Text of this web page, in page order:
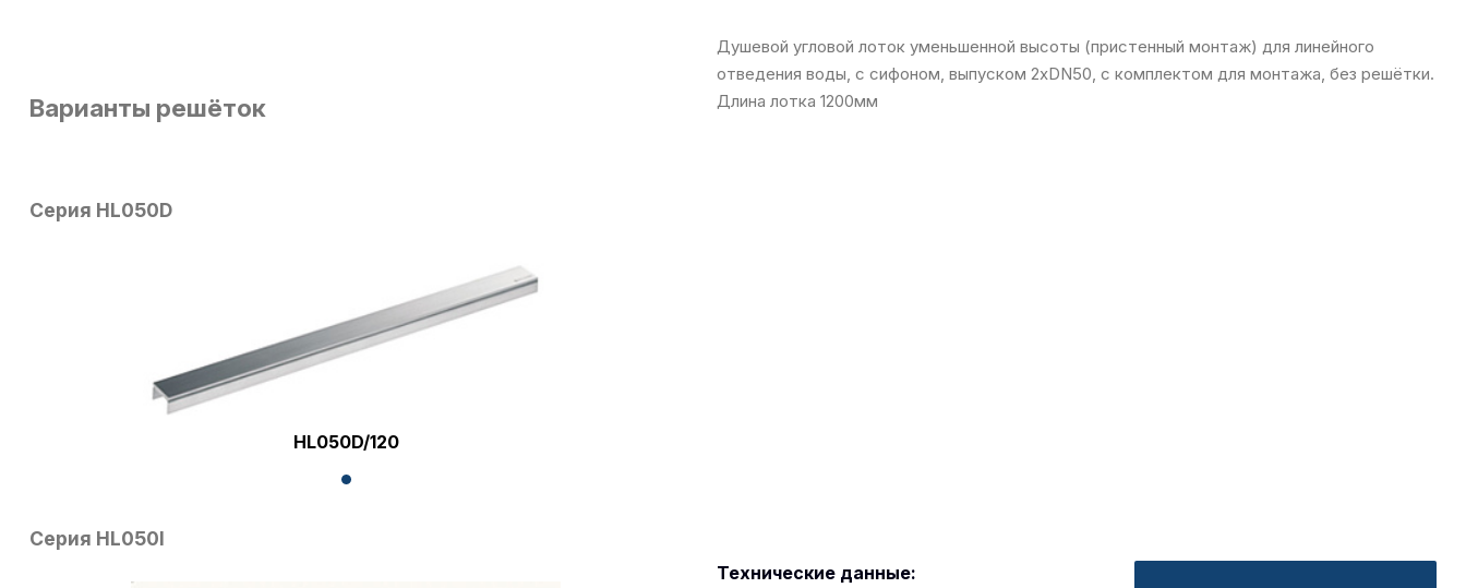
Варианты решёток
Серия HL050D
HL050D/120
Серия HL050I
Душевой угловой лоток уменьшенной высоты (пристенный монтаж) для линейного
отведения воды, с сифоном, выпуском 2xDN50, с комплектом для монтажа, без решётки.
Длина лотка 1200мм
Технические данные: